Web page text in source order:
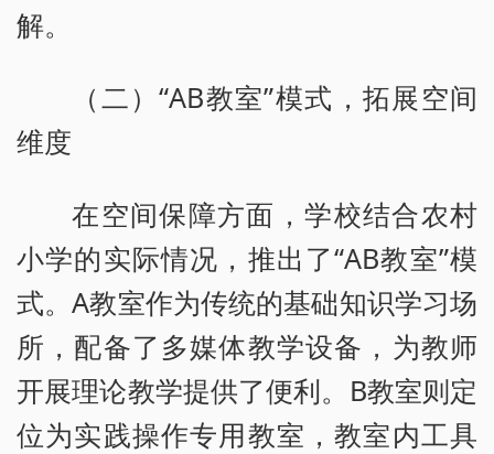
解。
（二）“AB教室”模式，拓展空间
维度
在空间保障方面，学校结合农村
小学的实际情况，推出了“AB教室”模
式。A教室作为传统的基础知识学习场
所，配备了多媒体教学设备，为教师
开展理论教学提供了便利。B教室则定
位为实践操作专用教室，教室内工具